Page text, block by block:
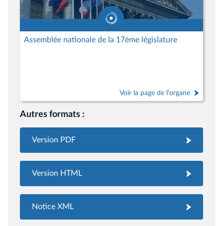
Assemblée nationale de la 17ème législature
Voir la page de l'organe
Autres formats :
Version PDF
Version HTML
Notice XML